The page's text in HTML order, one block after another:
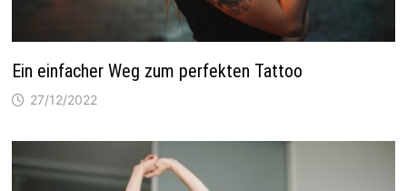
Ein einfacher Weg zum perfekten Tattoo
27/12/2022